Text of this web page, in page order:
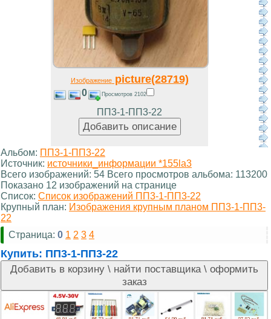
Изображениеpicture(28719)
0 Просмотров 2102
ПП3-1-ПП3-22
Альбом: ПП3-1-ПП3-22
Источник: источники_информации *155la3
Всего изображений: 54 Всего просмотров альбома: 113200
Показано 12 изображений на странице
Список: Список изображений ПП3-1-ПП3-22
Крупный план: Изображения крупным планом ПП3-1-ПП3-
22
Страница: 0 1 2 3 4
Купить: ПП3-1-ПП3-22